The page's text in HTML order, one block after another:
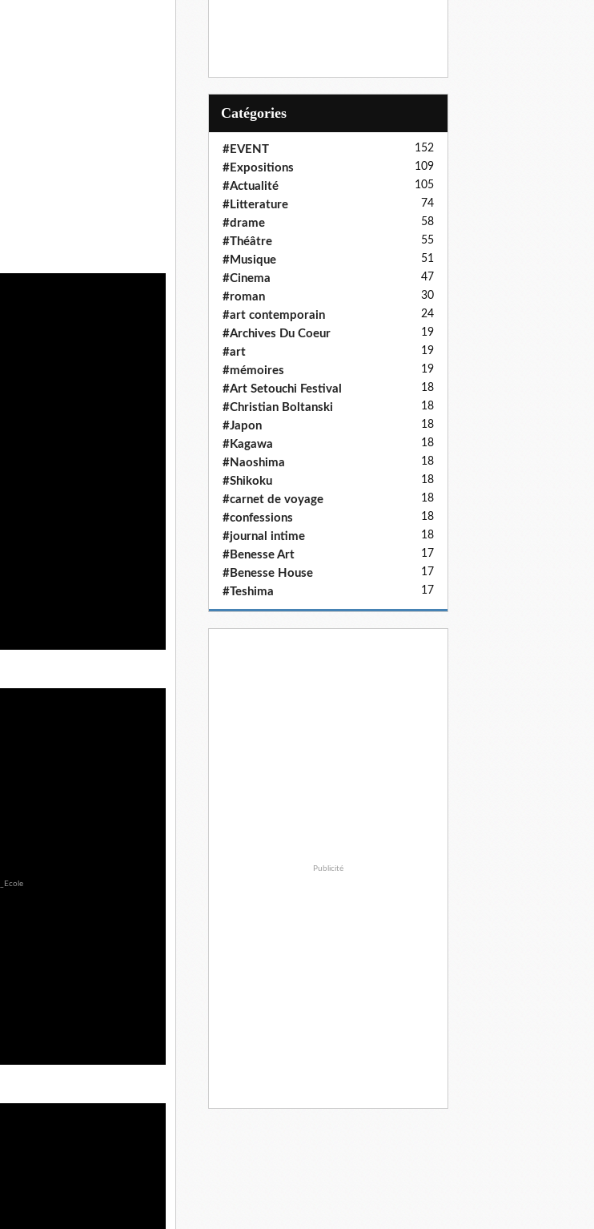
Catégories
#EVENT 152
#Expositions 109
#Actualité 105
#Litterature 74
#drame 58
#Théâtre 55
#Musique 51
#Cinema 47
#roman 30
#art contemporain 24
#Archives Du Coeur 19
#art 19
#mémoires 19
#Art Setouchi Festival 18
#Christian Boltanski 18
#Japon 18
#Kagawa 18
#Naoshima 18
#Shikoku 18
#carnet de voyage 18
#confessions 18
#journal intime 18
#Benesse Art 17
#Benesse House 17
#Teshima 17
Publicité